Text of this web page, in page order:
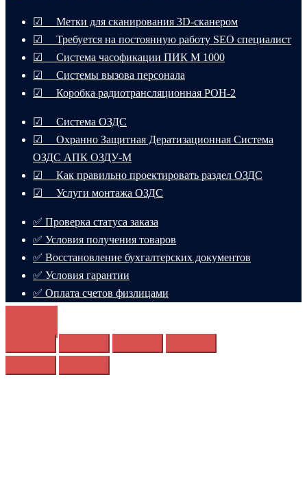
☑ Метки для сканирования 3D-сканером
☑ Требуется на постоянную работу SEO специалист
☑ Система часофикации ПИК М 1000
☑ Системы вызова персонала
☑ Коробка радиотрансляционная РОН-2
☑ Система ОЗДС
☑ Охранно Защитная Дератизационная Система
ОЗДС АПК ОЗДУ-М
☑ Как правильно проектировать раздел ОЗДС
☑ Услуги монтажа ОЗДС
✅ Проверка статуса заказа
✅ Условия получения товаров
✅ Восстановление бухгалтерских документов
✅ Условия гарантии
✅ Оплата счетов физлицами